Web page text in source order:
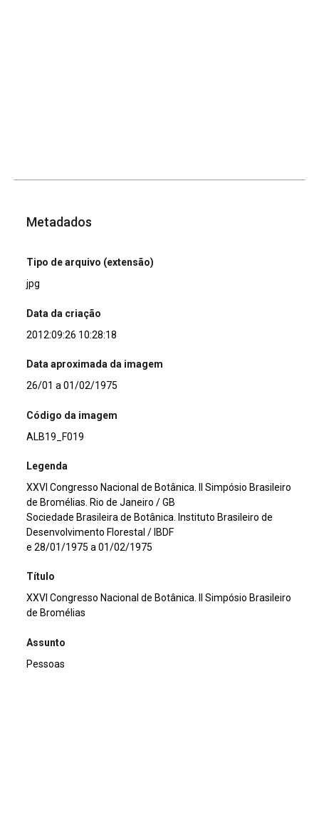
Metadados
Tipo de arquivo (extensão)
jpg
Data da criação
2012:09:26 10:28:18
Data aproximada da imagem
26/01 a 01/02/1975
Código da imagem
ALB19_F019
Legenda
XXVI Congresso Nacional de Botânica. II Simpósio Brasileiro
de Bromélias. Rio de Janeiro / GB
Sociedade Brasileira de Botânica. Instituto Brasileiro de
Desenvolvimento Florestal / IBDF
e 28/01/1975 a 01/02/1975
Título
XXVI Congresso Nacional de Botânica. II Simpósio Brasileiro
de Bromélias
Assunto
Pessoas